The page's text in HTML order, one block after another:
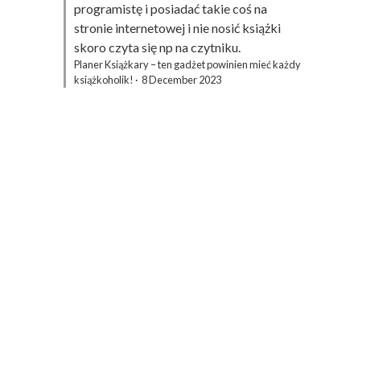
programistę i posiadać takie coś na
stronie internetowej i nie nosić książki
skoro czyta się np na czytniku.
Planer Książkary – ten gadżet powinien mieć każdy
książkoholik! · 8 December 2023